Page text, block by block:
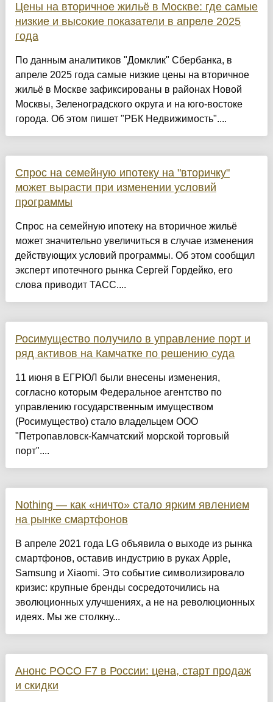
Цены на вторичное жильё в Москве: где самые
низкие и высокие показатели в апреле 2025
года
По данным аналитиков "Домклик" Сбербанка, в
апреле 2025 года самые низкие цены на вторичное
жильё в Москве зафиксированы в районах Новой
Москвы, Зеленоградского округа и на юго-востоке
города. Об этом пишет "РБК Недвижимость"....
Спрос на семейную ипотеку на "вторичку"
может вырасти при изменении условий
программы
Спрос на семейную ипотеку на вторичное жильё
может значительно увеличиться в случае изменения
действующих условий программы. Об этом сообщил
эксперт ипотечного рынка Сергей Гордейко, его
слова приводит ТАСС....
Росимущество получило в управление порт и
ряд активов на Камчатке по решению суда
11 июня в ЕГРЮЛ были внесены изменения,
согласно которым Федеральное агентство по
управлению государственным имуществом
(Росимущество) стало владельцем ООО
"Петропавловск-Камчатский морской торговый
порт"....
Nothing — как «ничто» стало ярким явлением
на рынке смартфонов
В апреле 2021 года LG объявила о выходе из рынка
смартфонов, оставив индустрию в руках Apple,
Samsung и Xiaomi. Это событие символизировало
кризис: крупные бренды сосредоточились на
эволюционных улучшениях, а не на революционных
идеях. Мы же столкну...
Анонс POCO F7 в России: цена, старт продаж
и скидки